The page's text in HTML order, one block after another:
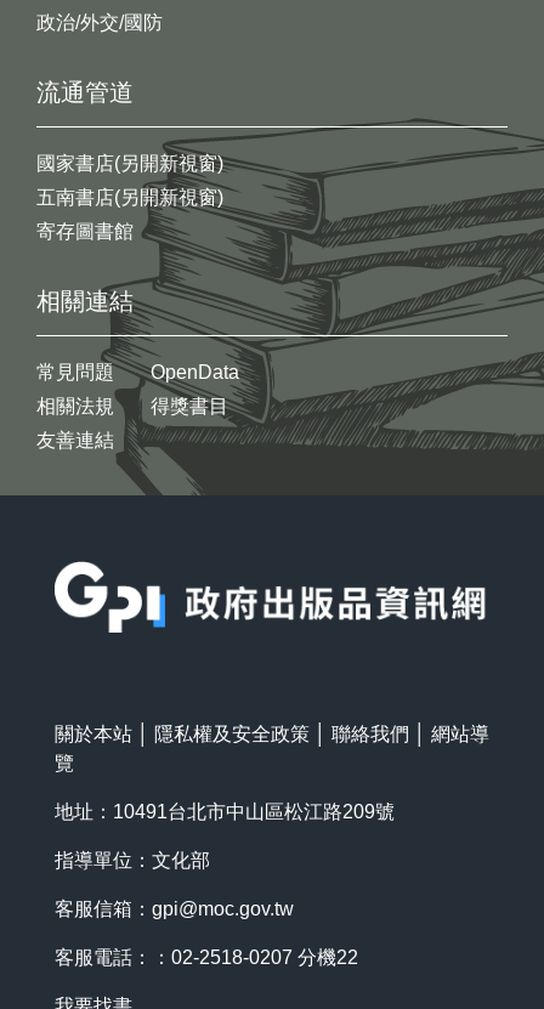
政治/外交/國防
流通管道
國家書店(另開新視窗)
五南書店(另開新視窗)
寄存圖書館
相關連結
常見問題
相關法規
友善連結
OpenData
得獎書目
關於本站 隱私權及安全政策 聯絡我們
網站導
覽
地址：10491台北市中山區松江路209號
指導單位：文化部
客服信箱： gpi@moc.gov.tw
客服電話：：02-2518-0207 分機22